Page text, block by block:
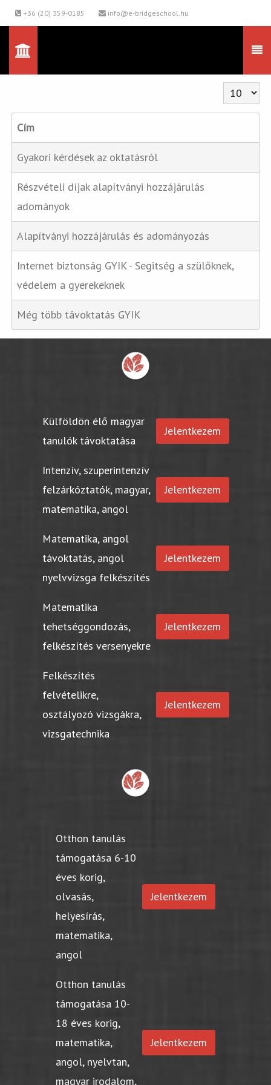
+36 (20) 359-0185 info@e-bridgeschool.hu
Tételek #
Cím
Gyakori kérdések az oktatásról
Részvételi díjak alapítványi hozzájárulás
adományok
Alapítványi hozzájárulás és adományozás
Internet biztonság GYIK - Segitség a szülőknek,
védelem a gyerekeknek
Még több távoktatás GYIK
Külföldön élő magyar
tanulók távoktatása
Jelentkezem
Intenzív, szuperintenzív
felzárkóztatók, magyar,
matematika, angol
Jelentkezem
Matematika, angol
távoktatás, angol
nyelvvizsga felkészítés
Jelentkezem
Matematika
tehetséggondozás,
felkészítés versenyekre
Jelentkezem
Felkészítés
felvételikre,
osztályozó vizsgákra,
vizsgatechnika
Jelentkezem
Otthon tanulás
támogatása 6-10
éves korig,
olvasás,
helyesírás,
matematika,
angol
Jelentkezem
Otthon tanulás
támogatása 10-
18 éves korig,
matematika,
angol, nyelvtan,
magyar irodalom,
Jelentkezem